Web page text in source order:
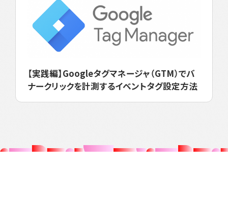
【実践編】Googleタグマネージャ（GTM）でバ
ナークリックを計測するイベントタグ設定方法